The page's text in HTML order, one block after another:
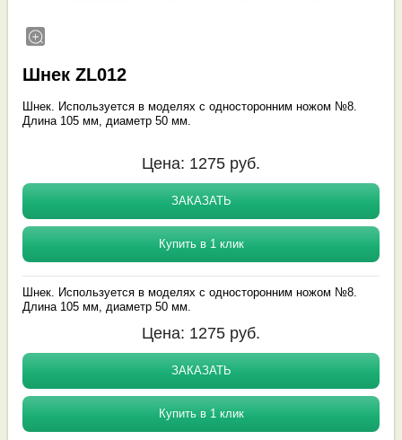
Шнек ZL012
Шнек. Используется в моделях с односторонним ножом №8.
Длина 105 мм, диаметр 50 мм.
Цена: 1275 руб.
ЗАКАЗАТЬ
Купить в 1 клик
Шнек. Используется в моделях с односторонним ножом №8.
Длина 105 мм, диаметр 50 мм.
Цена: 1275 руб.
ЗАКАЗАТЬ
Купить в 1 клик